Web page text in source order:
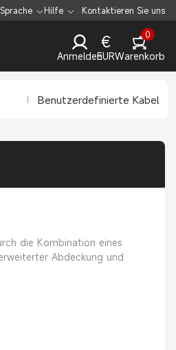
Sprache Hilfe Kontaktieren Sie uns
Anmelden
€
EUR
0
Warenkorb
Benutzerdefinierte Kabel
die Kombination eines
Abdeckung und